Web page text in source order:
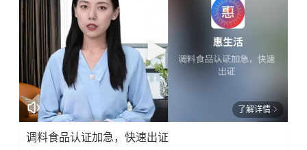
了解详情
调料食品认证加急，快速出证